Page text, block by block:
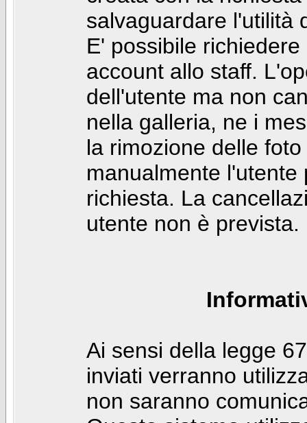
salvaguardare l'utilità
E' possibile
account allo staff.
dell'utente ma non
nella galleria, ne i
la rimozione delle
manualmente
richiesta. La
utente non è prevista.
Ai sensi della legge
inviati verranno
non saranno